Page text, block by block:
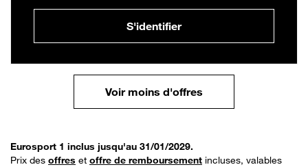
S'identifier
Voir moins d'offres
Eurosport 1 inclus jusqu'au 31/01/2029.
Prix des offres et offre de remboursement incluses, valables